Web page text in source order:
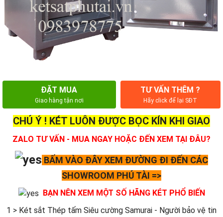
ĐẶT MUA
Giao hàng tận nơi
TƯ VẤN THÊM ?
Hãy click để lại SĐT
CHÚ Ý ! KÉT LUÔN ĐƯỢC BỌC KÍN KHI GIAO
ZALO TƯ VẤN - MUA NGAY HOẶC ĐẾN XEM TẠI ĐÂU?
BẤM VÀO ĐÂY XEM ĐƯỜNG ĐI ĐẾN CÁC
SHOWROOM PHÚ TÀI =>
BẠN NÊN XEM MỘT SỐ HÃNG KÉT PHỔ BIẾN
1 > Két sắt Thép tấm Siêu cường Samurai - Người bảo vệ tin